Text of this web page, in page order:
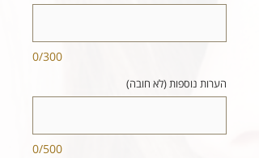
0/300
הערות נוספות (לא חובה)
0/500